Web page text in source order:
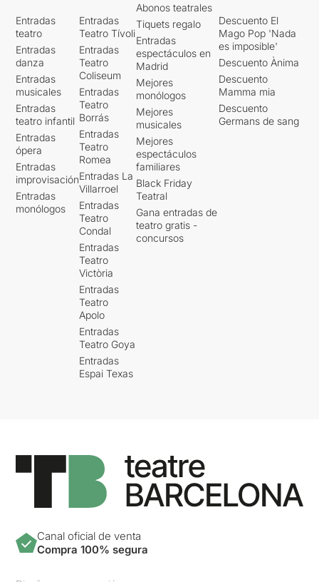
Entradas
teatro
Entradas
danza
Entradas
musicales
Entradas
teatro infantil
Entradas
ópera
Entradas
improvisación
Entradas
monólogos
Entradas
Teatro Tívoli
Entradas
Teatro
Coliseum
Entradas
Teatro
Borrás
Entradas
Teatro
Romea
Entradas La
Villarroel
Entradas
Teatro
Condal
Entradas
Teatro
Victòria
Entradas
Teatro
Apolo
Entradas
Teatro Goya
Entradas
Espai Texas
Abonos teatrales
Tiquets regalo
Entradas
espectáculos en
Madrid
Mejores
monólogos
Mejores
musicales
Mejores
espectáculos
familiares
Black Friday
Teatral
Gana entradas de
teatro gratis -
concursos
Descuento El
Mago Pop 'Nada
es imposible'
Descuento Ànima
Descuento
Mamma mia
Descuento
Germans de sang
Canal oficial de venta
Compra 100% segura